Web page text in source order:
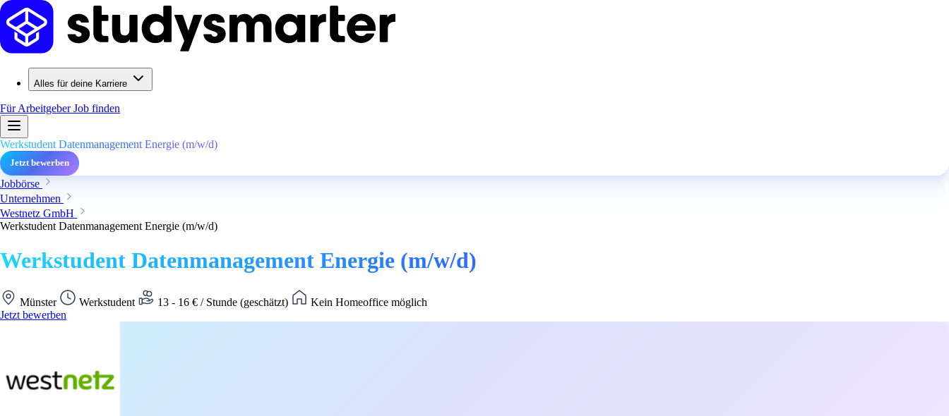
Alles für deine Karriere
Für ArbeitgeberJob finden
Werkstudent Datenmanagement Energie (m/w/d)
Jetzt bewerben
Jobbörse
Unternehmen
Westnetz GmbH
Werkstudent Datenmanagement Energie (m/w/d)
Werkstudent Datenmanagement Energie (m/w/d)
Münster Werkstudent 13 - 16 € / Stunde (geschätzt)
Kein Homeoffice möglich
Jetzt bewerben